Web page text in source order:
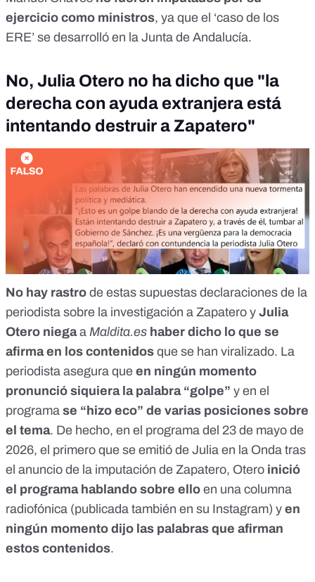
ejercicio como ministros, ya que el ‘caso de los
ERE’ se desarrolló en la Junta de Andalucía.
No, Julia Otero no ha dicho que "la
derecha con ayuda extranjera está
intentando destruir a Zapatero"
No hay rastro de estas supuestas declaraciones de la
periodista sobre la investigación a Zapatero y Julia
Otero niegaa Maldita.es haber dicho lo que se
afirma en los contenidos que se han viralizado. La
periodista asegura que en ningún momento
pronunció siquiera la palabra “golpe” y en el
programa se “hizo eco” de varias posiciones sobre
el tema. De hecho, en el programa del 23 de mayo de
2026, el primero que se emitió de Julia en la Onda tras
el anuncio de la imputación de Zapatero, Otero inició
el programa hablando sobre ello en una columna
radiofónica (publicada también en su Instagram) y en
ningún momento dijo las palabras que afirman
estos contenidos.